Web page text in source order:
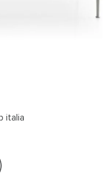
italia